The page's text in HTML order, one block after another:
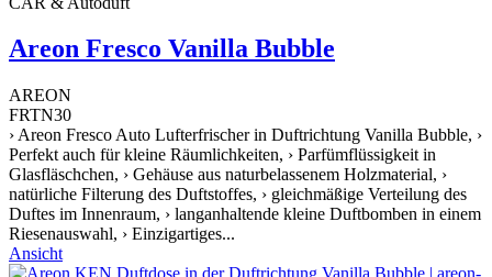
Areon Fresco Vanilla Bubble
AREON
FRTN30
› Areon Fresco Auto Lufterfrischer in Duftrichtung Vanilla Bubble, ›
Perfekt auch für kleine Räumlichkeiten, › Parfümflüssigkeit in
Glasfläschchen, › Gehäuse aus naturbelassenem Holzmaterial, ›
natürliche Filterung des Duftstoffes, › gleichmäßige Verteilung des
Duftes im Innenraum, › langanhaltende kleine Duftbomben in einem
Riesenauswahl, › Einzigartiges...
Ansicht